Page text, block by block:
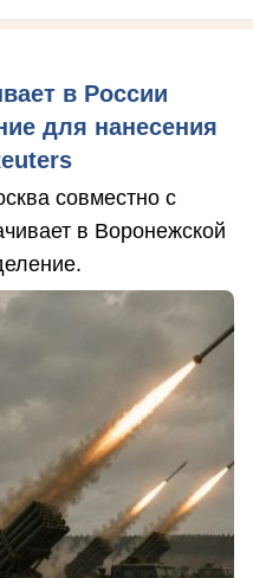
в России
для нанесения
совместно с
в Воронежской